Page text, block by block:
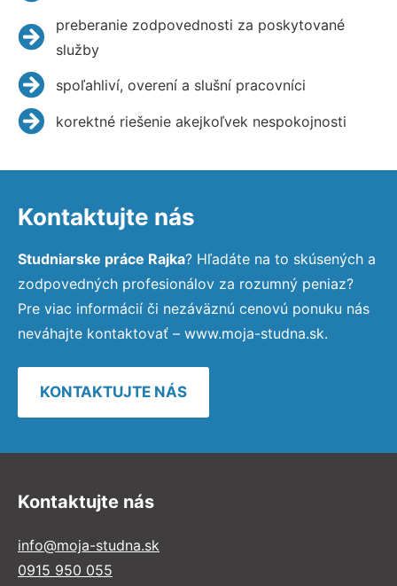
preberanie zodpovednosti za poskytované
služby
spoľahliví, overení a slušní pracovníci
korektné riešenie akejkoľvek nespokojnosti
Kontaktujte nás
Studniarske práce Rajka? Hľadáte na to skúsených a
zodpovedných profesionálov za rozumný peniaz?
Pre viac informácií či nezáväznú cenovú ponuku nás
neváhajte kontaktovať – www.moja-studna.sk.
KONTAKTUJTE NÁS
Kontaktujte nás
info@moja-studna.sk
0915 950 055